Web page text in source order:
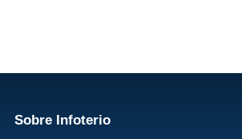
Sobre Infoterio